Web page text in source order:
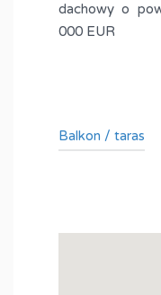
dachowy o
000 EUR
Balkon / taras